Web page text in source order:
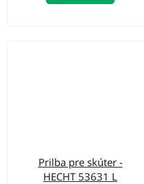
Prilba pre skúter -
HECHT 53631 L